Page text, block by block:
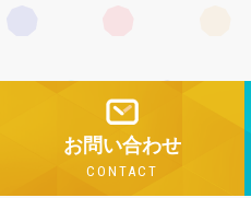
お問い合わせ
CONTACT